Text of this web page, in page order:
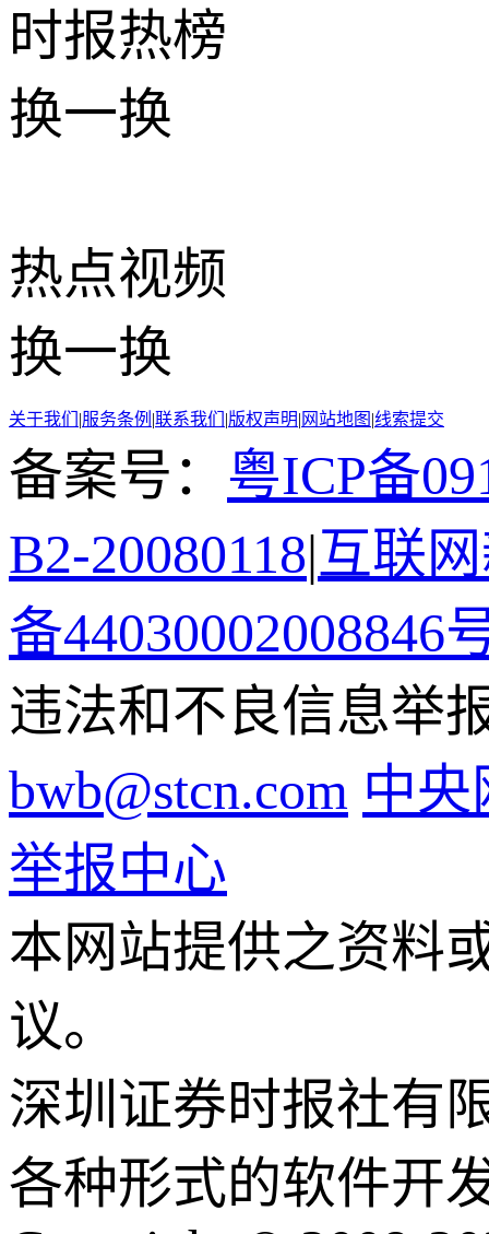
时报热榜
换一换
热点视频
换一换
关于我们 |服务条例 |联系我们 |版权声明| 网站地图 |线索提交
备案号： 粤ICP备
B2-20080118|互联
备44030002008846
违法和不良信息举
bwb@stcn.com 中
举报中心
本网站提供之资料
议。
深圳证券时报社有
各种形式的软件开